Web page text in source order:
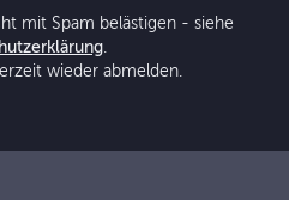
mit Spam belästigen - siehe
.
wieder abmelden.